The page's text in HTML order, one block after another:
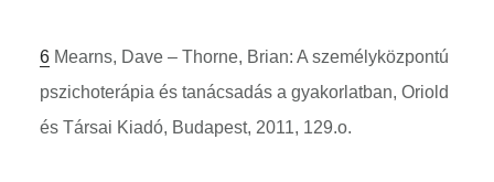
6Mearns, Dave – Thorne, Brian: A személyközpontú
pszichoterápia és tanácsadás a gyakorlatban, Oriold
és Társai Kiadó, Budapest, 2011, 129.o.